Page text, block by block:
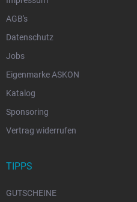
AGB's
Datenschutz
Jobs
Eigenmarke ASKON
Katalog
Sponsoring
Vertrag widerrufen
TIPPS
GUTSCHEINE